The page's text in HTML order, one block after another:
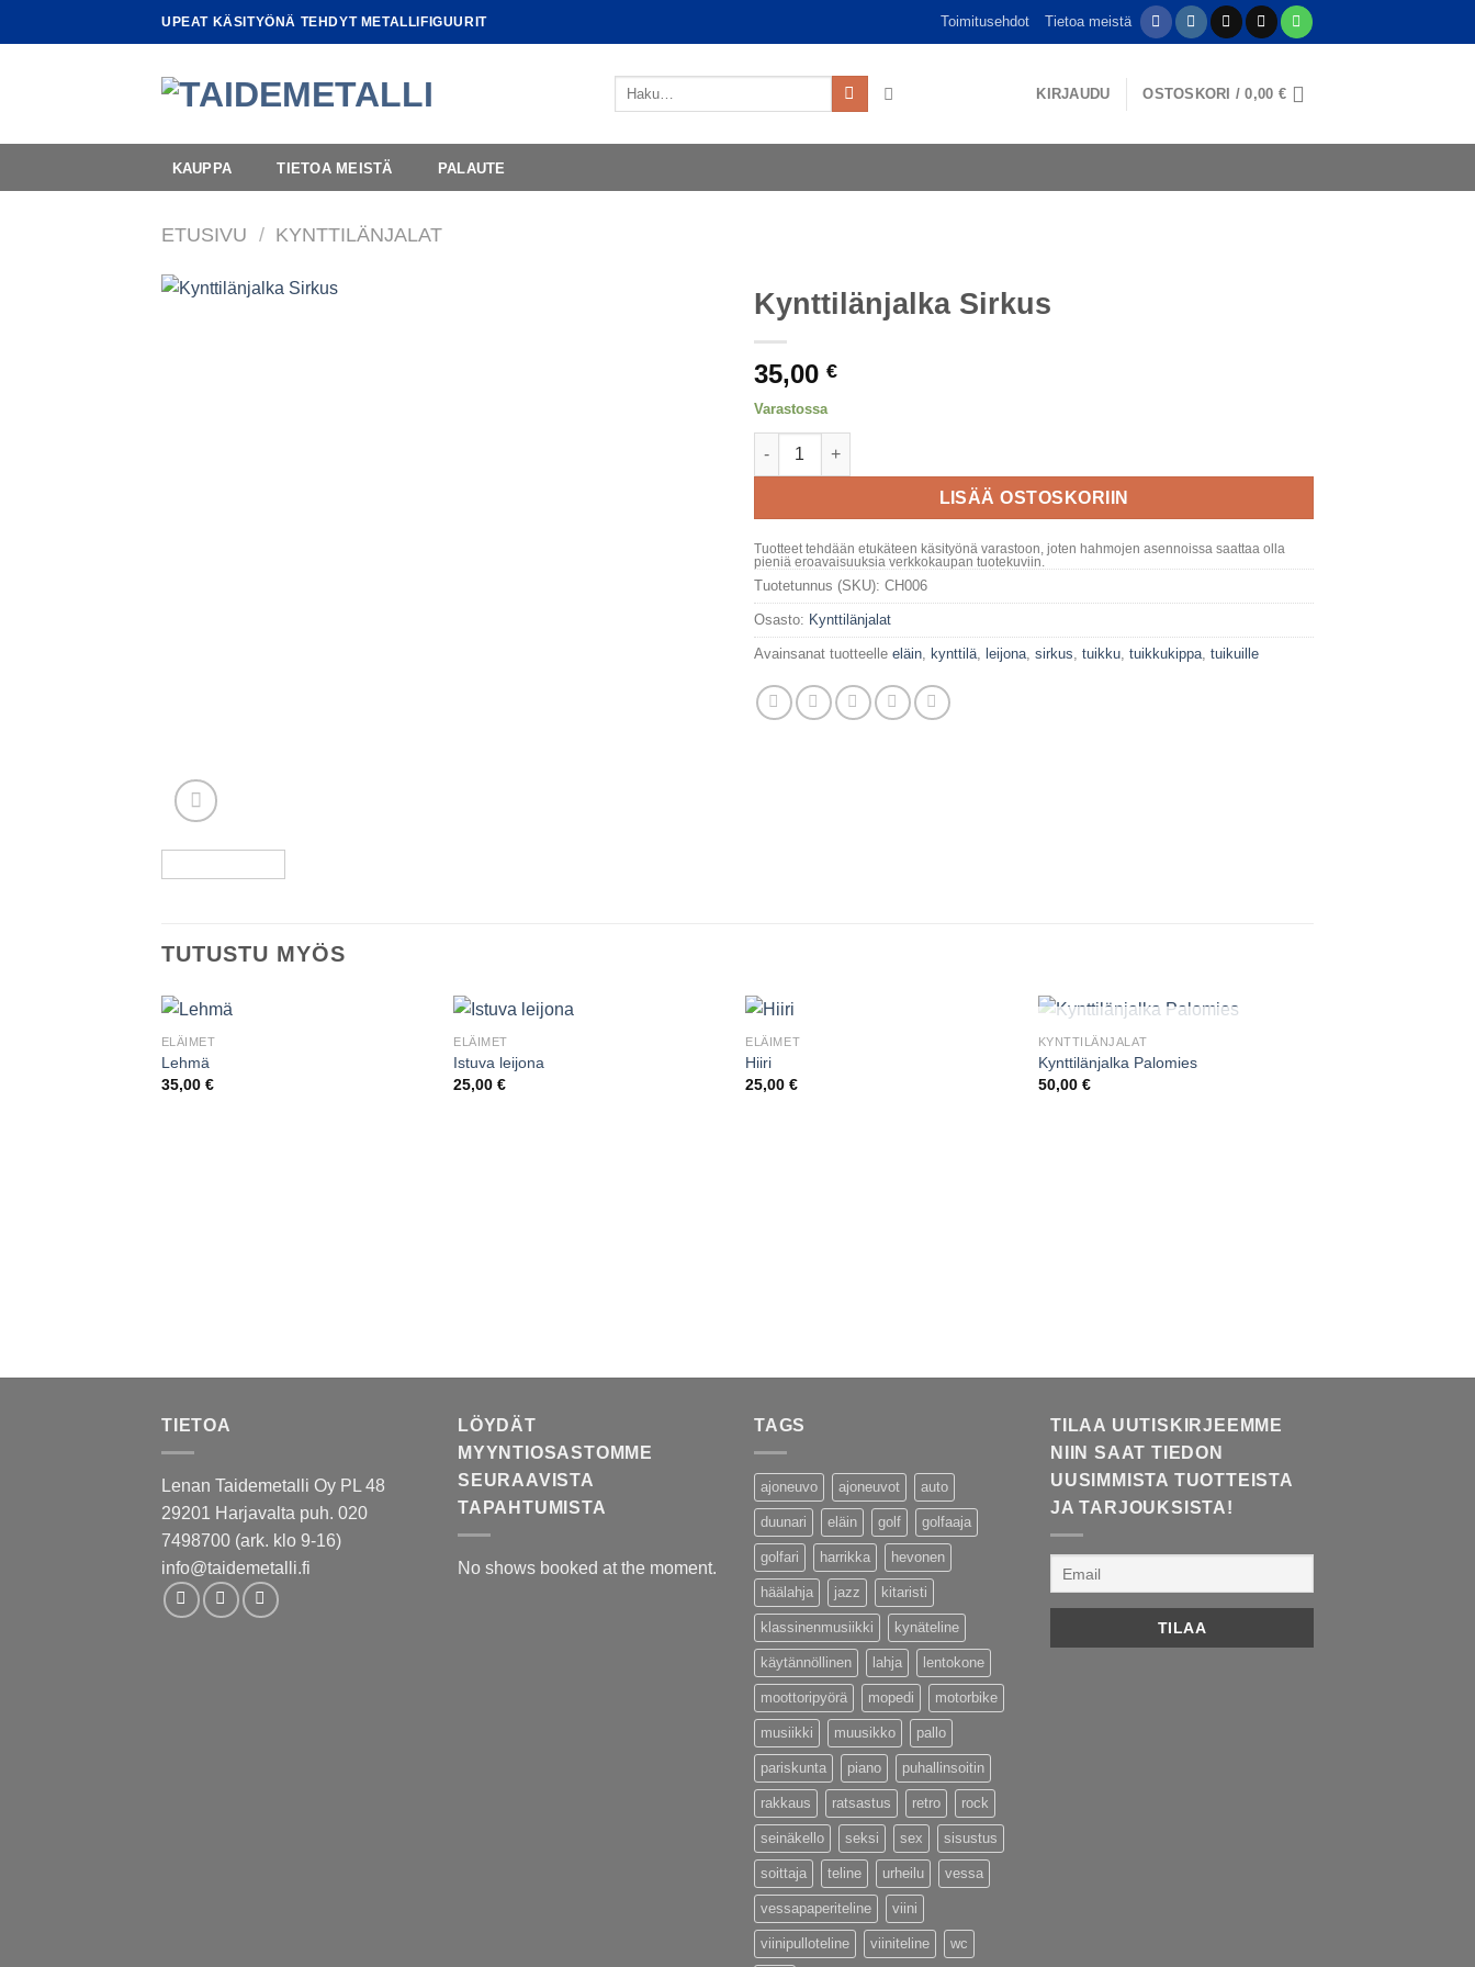
to
UPEAT KÄSITYÖNÄ TEHDYT METALLIFIGUURIT Toimitusehdot Tietoa meistä
Etsi:
KIRJAUDU OSTOSKORI /0,00 €
KAUPPA TIETOA MEISTÄ PALAUTE
ETUSIVU / KYNTTILÄNJALAT
Kynttilänjalka Sirkus
35,00 €
Varastossa
Kynttilänjalka Sirkus määrä
LISÄÄ OSTOSKORIIN
Tuotteet tehdään etukäteen käsityönä varastoon, joten hahmojen asennoissa saattaa olla
pieniä eroavaisuuksia verkkokaupan tuotekuviin.
Tuotetunnus (SKU): CH006
Osasto: Kynttilänjalat
Avainsanat tuotteelle eläin kynttilä leijona sirkus tuikku tuikkukippa tuikuille
TUTUSTU MYÖS
ELÄIMET
Lehmä
35,00 €
ELÄIMET
Istuva leijona
25,00€
ELÄIMET
Hiiri
25,00€
VARASTO LOPPU
KYNTTILÄNJALAT
Kynttilänjalka Palomies
50,00 €
TIETOA
Lenan Taidemetalli Oy PL 48
29201 Harjavalta puh. 020
7498700 (ark. klo 9-16)
info@taidemetalli.fi
LÖYDÄT
MYYNTIOSASTOMME
SEURAAVISTA
TAPAHTUMISTA
No shows booked at the moment.
TAGS
ajoneuvo ajoneuvot auto
duunari eläin golf golfaaja
golfari harrikka hevonen
häälahja jazz kitaristi
klassinenmusiikki kynäteline
käytännöllinen lahja lentokone
moottoripyörä mopedi motorbike
musiikki muusikko pallo
pariskunta piano puhallinsoitin
rakkaus ratsastus retro rock
seinäkello seksi sex sisustus
soittaja teline urheilu vessa
vessapaperiteline viini
viinipulloteline viiniteline wc
TILAA UUTISKIRJEEMME
NIIN SAAT TIEDON
UUSIMMISTA TUOTTEISTA
JA TARJOUKSISTA!